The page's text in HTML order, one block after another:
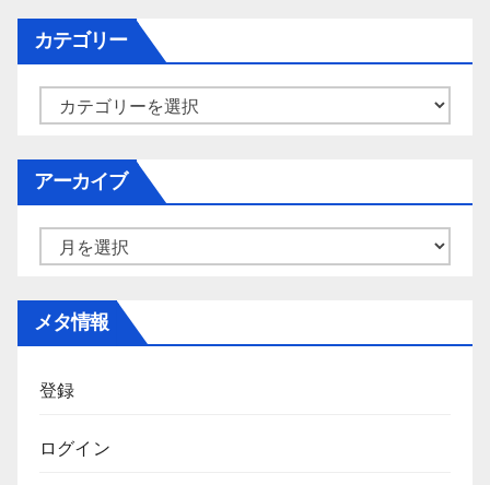
カテゴリー
ー
アーカイブ
メタ情報
登録
ログイン